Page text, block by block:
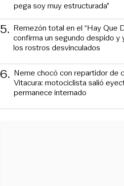
pega soy muy estructurada”
5. Remezón total en el “Hay Que
confirma un segundo despido y
los rostros desvinculados
6. Neme chocó con repartidor de
Vitacura: motociclista salió
permanece internado